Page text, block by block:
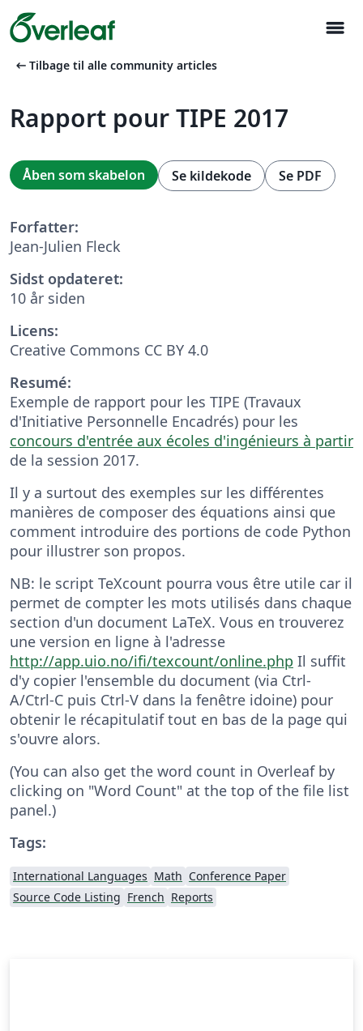
menu
arrow_left_alt Tilbage til alle community articles
Rapport pour TIPE 2017
Åben som skabelon Se kildekode Se PDF
Forfatter:
Jean-Julien Fleck
Sidst opdateret:
10 år siden
Licens:
Creative Commons CC BY 4.0
Resumé:
Exemple de rapport pour les TIPE (Travaux
d'Initiative Personnelle Encadrés) pour les
concours d'entrée aux écoles d'ingénieurs à partir
de la session 2017.
Il y a surtout des exemples sur les différentes
manières de composer des équations ainsi que
comment introduire des portions de code Python
pour illustrer son propos.
NB: le script TeXcount pourra vous être utile car il
permet de compter les mots utilisés dans chaque
section d'un document LaTeX. Vous en trouverez
une version en ligne à l'adresse
http://app.uio.no/ifi/texcount/online.php Il suffit
d'y copier l'ensemble du document (via Ctrl-
A/Ctrl-C puis Ctrl-V dans la fenêtre idoine) pour
obtenir le récapitulatif tout en bas de la page qui
s'ouvre alors.
(You can also get the word count in Overleaf by
clicking on "Word Count" at the top of the file list
panel.)
Tags:
International Languages Math Conference Paper
Source Code Listing French Reports